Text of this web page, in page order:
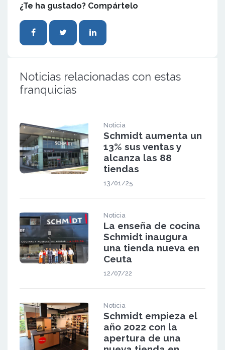
¿Te ha gustado? Compártelo
Noticias relacionadas con estas
franquicias
Noticia
Schmidt aumenta un
13% sus ventas y
alcanza las 88
tiendas
13/01/25
Noticia
La enseña de cocina
Schmidt inaugura
una tienda nueva en
Ceuta
12/07/22
Noticia
Schmidt empieza el
año 2022 con la
apertura de una